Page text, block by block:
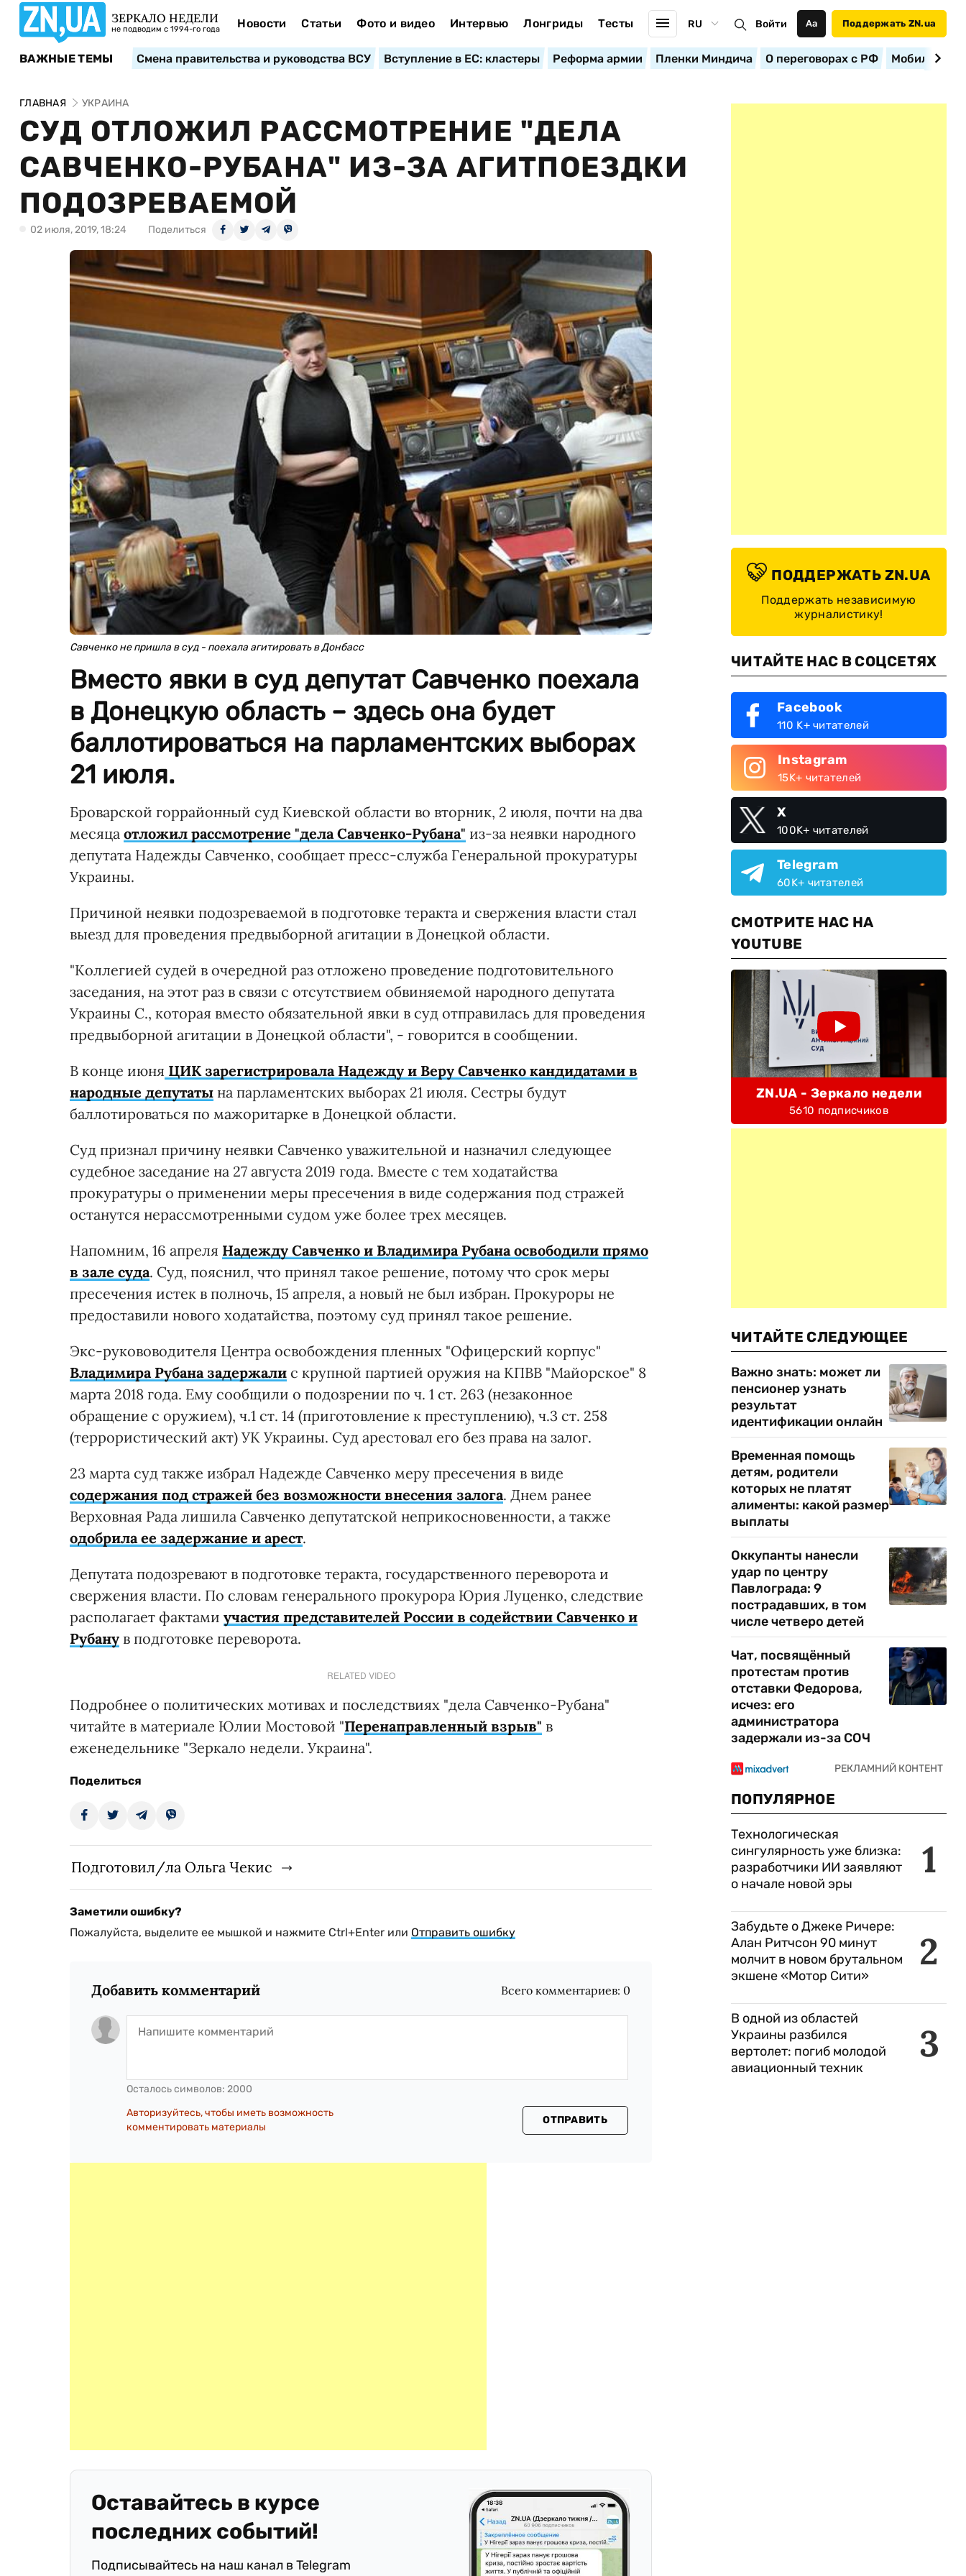
ЗЕРКАЛО НЕДЕЛИ
не подводим с 1994-го года Новости Статьи Фото и видео Интервью Лонгриды Тесты RU Войти Аа Поддержать ZN.ua
ВАЖНЫЕ ТЕМЫ Смена правительства и руководства ВСУ Вступление в ЕС: кластеры Реформа армии Пленки Миндича О переговорах с РФ
ГЛАВНАЯ УКРАИНА
СУД ОТЛОЖИЛ РАССМОТРЕНИЕ "ДЕЛА
САВЧЕНКО-РУБАНА" ИЗ-ЗА АГИТПОЕЗДКИ
ПОДОЗРЕВАЕМОЙ
02 июля, 2019, 18:24 Поделиться
Савченко не пришла в суд - поехала агитировать в Донбасс
Вместо явки в суд депутат Савченко поехала
в Донецкую область – здесь она будет
баллотироваться на парламентских выборах
21 июля.
Броварской горрайонный суд Киевской области во вторник, 2 июля, почти на два
месяца отложил рассмотрение "дела Савченко-Рубана" из-за неявки народного
депутата Надежды Савченко, сообщает пресс-служба Генеральной прокуратуры
Украины.
Причиной неявки подозреваемой в подготовке теракта и свержения власти стал
выезд для проведения предвыборной агитации в Донецкой области.
"Коллегией судей в очередной раз отложено проведение подготовительного
заседания, на этот раз в связи с отсутствием обвиняемой народного депутата
Украины С., которая вместо обязательной явки в суд отправилась для проведения
предвыборной агитации в Донецкой области", - говорится в сообщении.
В конце июня ЦИК зарегистрировала Надежду и Веру Савченко кандидатами в
народные депутаты на парламентских выборах 21 июля. Сестры будут
баллотироваться по мажоритарке в Донецкой области.
Суд признал причину неявки Савченко уважительной и назначил следующее
судебное заседание на 27 августа 2019 года. Вместе с тем ходатайства
прокуратуры о применении меры пресечения в виде содержания под стражей
останутся нерассмотренными судом уже более трех месяцев.
Напомним, 16 апреля Надежду Савченко и Владимира Рубана освободили прямо
в зале суда. Суд, пояснил, что принял такое решение, потому что срок меры
пресечения истек в полночь, 15 апреля, а новый не был избран. Прокуроры не
предоставили нового ходатайства, поэтому суд принял такое решение.
Экс-рукововодителя Центра освобождения пленных "Офицерский корпус"
Владимира Рубана задержали с крупной партией оружия на КПВВ "Майорское" 8
марта 2018 года. Ему сообщили о подозрении по ч. 1 ст. 263 (незаконное
обращение с оружием), ч.1 ст. 14 (приготовление к преступлению), ч.3 ст. 258
(террористический акт) УК Украины. Суд арестовал его без права на залог.
23 марта суд также избрал Надежде Савченко меру пресечения в виде
содержания под стражей без возможности внесения залога. Днем ранее
Верховная Рада лишила Савченко депутатской неприкосновенности, а также
одобрила ее задержание и арест.
Депутата подозревают в подготовке теракта, государственного переворота и
свержения власти. По словам генерального прокурора Юрия Луценко, следствие
располагает фактами участия представителей России в содействии Савченко и
Рубану в подготовке переворота.
RELATED VIDEO
Подробнее о политических мотивах и последствиях "дела Савченко-Рубана"
читайте в материале Юлии Мостовой "Перенаправленный взрыв" в
еженедельнике "Зеркало недели. Украина".
Поделиться
Подготовил/ла Ольга Чекис
Заметили ошибку?
Пожалуйста, выделите ее мышкой и нажмите Ctrl+Enter или Отправить ошибку
Добавить комментарий Всего комментариев: 0
Осталось символов: 2000
Авторизуйтесь, чтобы иметь возможность
комментировать материалы
ОТПРАВИТЬ
Оставайтесь в курсе
последних событий!
Подписывайтесь на наш канал в Telegram
ПОДДЕРЖАТЬ ZN.UA
Поддержать независимую
журналистику!
ЧИТАЙТЕ НАС В СОЦСЕТЯХ
Facebook
110 K+ читателей
Instagram
15K+ читателей
X
100K+ читателей
Telegram
60K+ читателей
СМОТРИТЕ НАС НА
YOUTUBE
ZN.UA - Зеркало недели
5610 подписчиков
ЧИТАЙТЕ СЛЕДУЮЩЕЕ
Важно знать: может ли
пенсионер узнать
результат
идентификации онлайн
Временная помощь
детям, родители
которых не платят
алименты: какой размер
выплаты
Оккупанты нанесли
удар по центру
Павлограда: 9
пострадавших, в том
числе четверо детей
Чат, посвящённый
протестам против
отставки Федорова,
исчез: его
администратора
задержали из-за СОЧ
ПОПУЛЯРНОЕ
1
Технологическая
сингулярность уже близка:
разработчики ИИ заявляют
о начале новой эры
2
Забудьте о Джеке Ричере:
Алан Ритчсон 90 минут
молчит в новом брутальном
экшене «Мотор Сити»
3
В одной из областей
Украины разбился
вертолет: погиб молодой
авиационный техник